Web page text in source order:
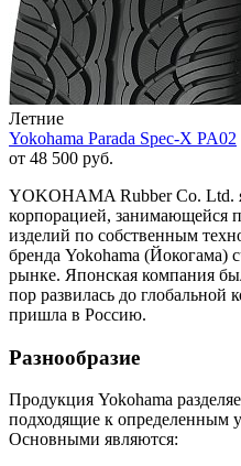
Летние
Yokohama Parada Spec-X PA02
от 48 500 руб.
YOKOHAMA Rubber Co. Ltd.
корпорацией, занимающейся
изделий по собственным
бренда Yokohama (Йокогама)
рынке. Японская компания
пор развилась до глобальной
пришла в Россию.
Разнообразие
Продукция Yokohama
подходящие к определенным
Основными являются: